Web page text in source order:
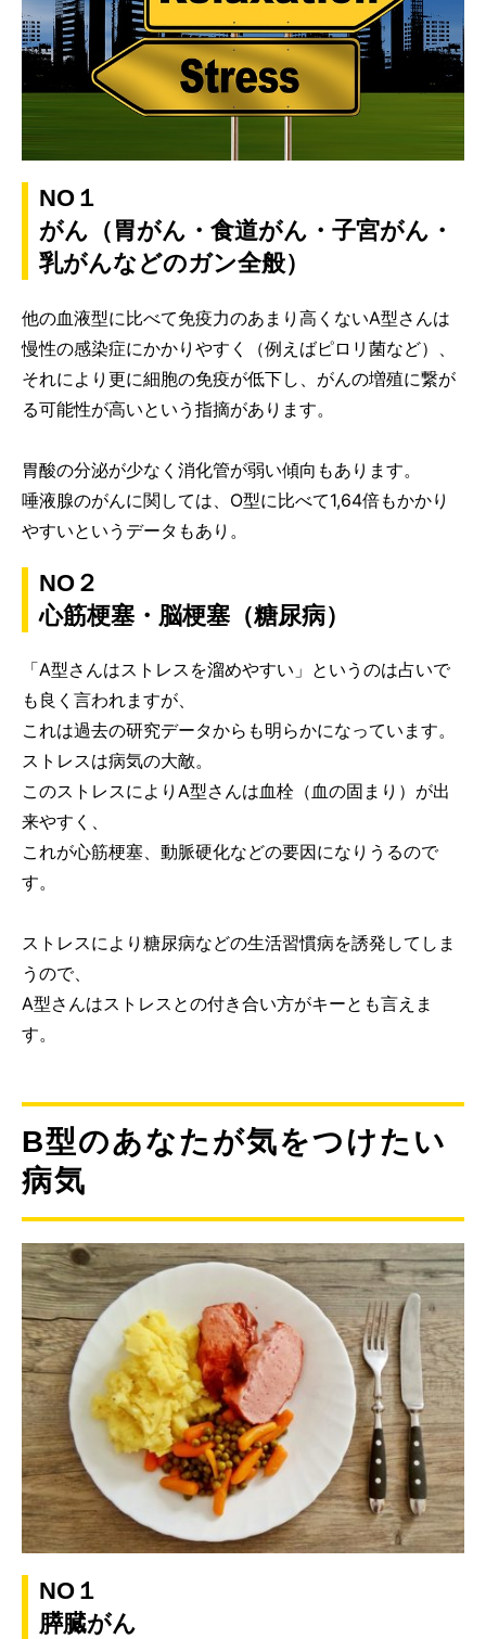
NO１
がん（胃がん・食道がん・子宮がん・
乳がんなどのガン全般）
他の血液型に比べて免疫力のあまり高くないA型さんは
慢性の感染症にかかりやすく（例えばピロリ菌など）、
それにより更に細胞の免疫が低下し、がんの増殖に繋が
る可能性が高いという指摘があります。
胃酸の分泌が少なく消化管が弱い傾向もあります。
唾液腺のがんに関しては、O型に比べて1,64倍もかかり
やすいというデータもあり。
NO２
心筋梗塞・脳梗塞（糖尿病）
「A型さんはストレスを溜めやすい」というのは占いで
も良く言われますが、
これは過去の研究データからも明らかになっています。
ストレスは病気の大敵。
このストレスによりA型さんは血栓（血の固まり）が出
来やすく、
これが心筋梗塞、動脈硬化などの要因になりうるので
す。
ストレスにより糖尿病などの生活習慣病を誘発してしま
うので、
A型さんはストレスとの付き合い方がキーとも言えま
す。
B型のあなたが気をつけたい
病気
NO１
膵臓がん